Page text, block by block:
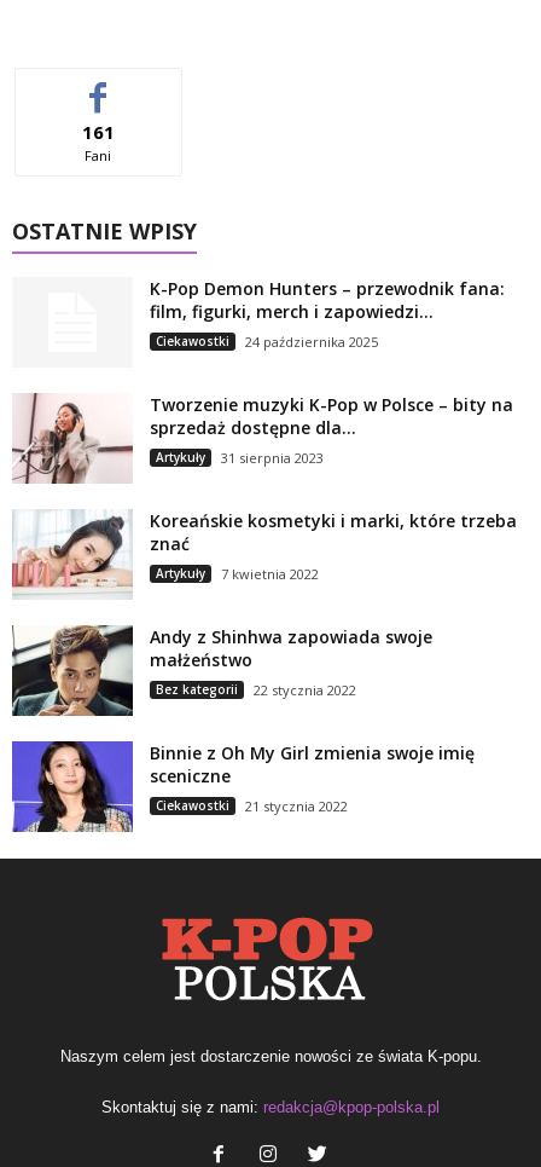
161
Fani
OSTATNIE WPISY
K-Pop Demon Hunters – przewodnik fana:
film, figurki, merch i zapowiedzi...
Ciekawostki 24 października 2025
Tworzenie muzyki K-Pop w Polsce – bity na
sprzedaż dostępne dla...
Artykuły 31 sierpnia 2023
Koreańskie kosmetyki i marki, które trzeba
znać
Artykuły 7 kwietnia 2022
Andy z Shinhwa zapowiada swoje
małżeństwo
Bez kategorii 22 stycznia 2022
Binnie z Oh My Girl zmienia swoje imię
sceniczne
Ciekawostki 21 stycznia 2022
Naszym celem jest dostarczenie nowości ze świata K-popu.
Skontaktuj się z nami: redakcja@kpop-polska.pl